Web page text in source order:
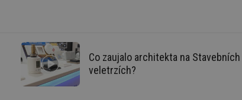
Co zaujalo architekta na Stavebních
veletrzích?
Hotjar Ltd
vetrani.tzb-
info.cz
1 minuta
59 sekund
o tom, zda je tento návštěvník zahrnut
definovaného denním limitem relace
voda.tzb-
info.cz